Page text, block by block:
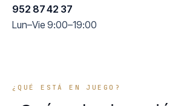
952 87 42 37
Lun–Vie 9:00–19:00
¿QUÉ ESTÁ EN JUEGO?